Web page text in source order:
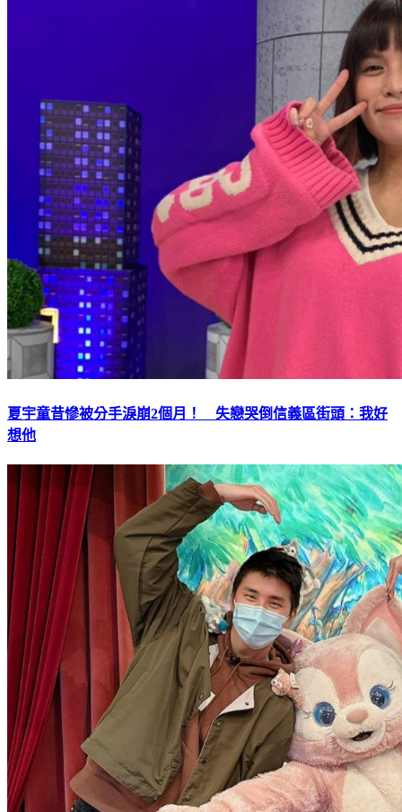
夏宇童昔慘被分手淚崩2個月！ 失戀哭倒信義區街頭：我好
想他